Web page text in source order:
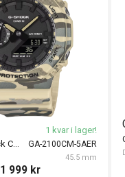
GA-2100CM-5AER
45.5 mm
CASIO G-Shock Camouflage 45mm
1 kvar i lager!
1 999 kr